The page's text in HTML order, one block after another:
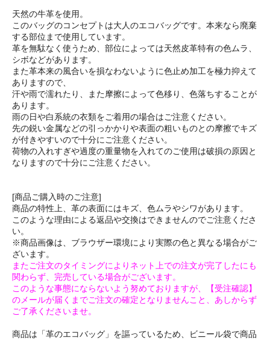
天然の牛革を使用。
このバッグのコンセプトは大人のエコバッグです。本来なら廃棄
する部位まで使用しています。
革を無駄なく使うため、部位によっては天然皮革特有の色ムラ、
シボなどがあります。
また革本来の風合いを損なわないように色止め加工を極力抑えて
ありますので、
汗や雨で濡れたり、また摩擦によって色移り、色落ちすることが
あります。
雨の日や白系統の衣類をご着用の場合はご注意ください。
先の鋭い金属などの引っかかりや表面の粗いものとの摩擦でキズ
が付きやすいので十分にご注意ください。
荷物の入れすぎや過度の重量物を入れてのご使用は破損の原因と
なりますので十分にご注意ください。
[商品ご購入時のご注意]
商品の特性上、革の表面にはキズ、色ムラやシワがあります。
このような理由による返品や交換はできませんのでご注意くださ
い。
※商品画像は、ブラウザー環境により実際の色と異なる場合がご
ざいます。
またご注文のタイミングによりネット上での注文が完了したにも
関わらず、完売している場合がございます。
このような事態にならないよう努めておりますが、【受注確認】
のメールが届くまでご注文の確定となりませんこと、あしからず
ご了承くださいませ。
商品は「革のエコバッグ」を謳っているため、ビニール袋で商品